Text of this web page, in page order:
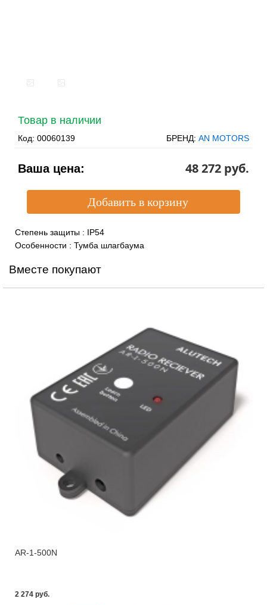
Товар в наличии
Код: 00060139 БРЕНД: AN MOTORS
Ваша цена: 48 272 pуб.
Степень защиты : IP54
Особенности : Тумба шлагбаума
Вместе покупают
AR-1-500N
2 274 pуб.